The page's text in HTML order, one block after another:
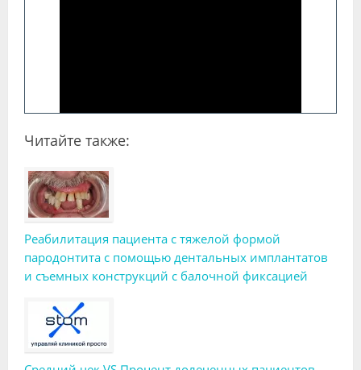
Читайте также:
Реабилитация пациента с тяжелой формой
пародонтита с помощью дентальных имплантатов
и съемных конструкций с балочной фиксацией